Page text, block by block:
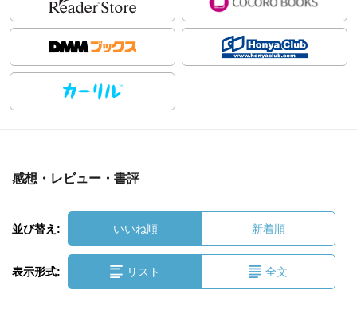
感想・レビュー・書評
並び替え: いいね順 新着順
表示形式: リスト 全文